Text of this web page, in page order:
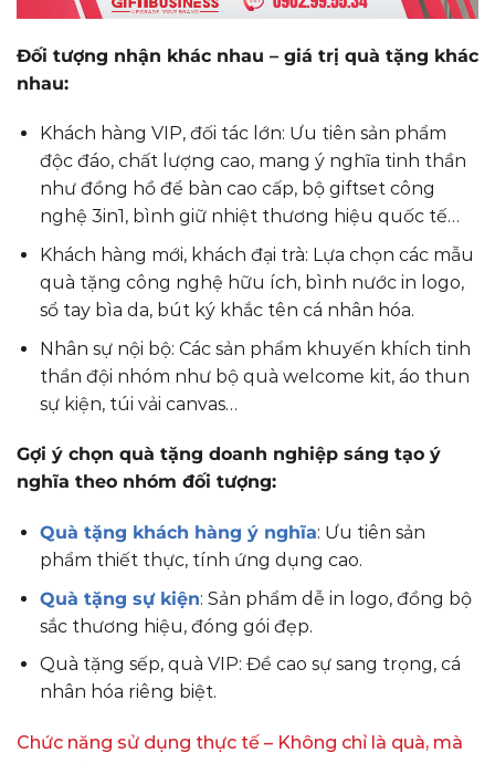
Đối tượng nhận khác nhau – giá trị quà tặng khác
nhau:
Khách hàng VIP, đối tác lớn: Ưu tiên sản phẩm
độc đáo, chất lượng cao, mang ý nghĩa tinh thần
như đồng hồ để bàn cao cấp, bộ giftset công
nghệ 3in1, bình giữ nhiệt thương hiệu quốc tế…
Khách hàng mới, khách đại trà: Lựa chọn các mẫu
quà tặng công nghệ hữu ích, bình nước in logo,
sổ tay bìa da, bút ký khắc tên cá nhân hóa.
Nhân sự nội bộ: Các sản phẩm khuyến khích tinh
thần đội nhóm như bộ quà welcome kit, áo thun
sự kiện, túi vải canvas…
Gợi ý chọn quà tặng doanh nghiệp sáng tạo ý
nghĩa theo nhóm đối tượng:
Quà tặng khách hàng ý nghĩa: Ưu tiên sản
phẩm thiết thực, tính ứng dụng cao.
Quà tặng sự kiện: Sản phẩm dễ in logo, đồng bộ
sắc thương hiệu, đóng gói đẹp.
Quà tặng sếp, quà VIP: Đề cao sự sang trọng, cá
nhân hóa riêng biệt.
Chức năng sử dụng thực tế – Không chỉ là quà, mà